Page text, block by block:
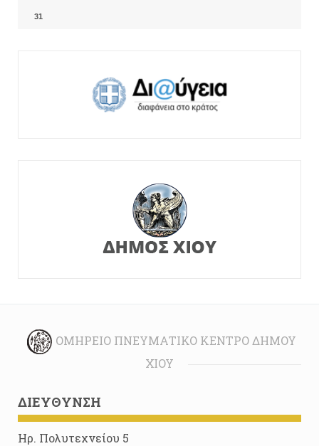
31
ΟΜΉΡΕΙΟ ΠΝΕΥΜΑΤΙΚΌ ΚΈΝΤΡΟ ΔΉΜΟΥ
ΧΊΟΥ
ΔΙΕΎΘΥΝΣΗ
Ηρ. Πολυτεχνείου 5